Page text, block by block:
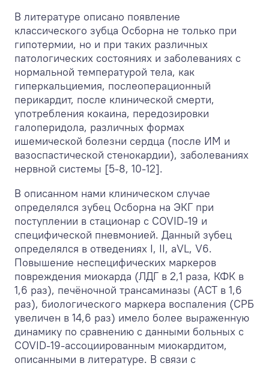
В литературе описано появление
классического зубца Осборна не только при
гипотермии, но и при таких различных
патологических состояниях и заболеваниях с
нормальной температурой тела, как
гиперкальциемия, послеоперационный
перикардит, после клинической смерти,
употребления кокаина, передозировки
галоперидола, различных формах
ишемической болезни сердца (после ИМ и
вазоспастической стенокардии), заболеваниях
нервной системы [5-8, 10-12].
В описанном нами клиническом случае
определялся зубец Осборна на ЭКГ при
поступлении в стационар с COVID-19 и
специфической пневмонией. Данный зубец
определялся в отведениях I, II, aVL, V6.
Повышение неспецифических маркеров
повреждения миокарда (ЛДГ в 2,1 раза, КФК в
1,6 раз), печёночной трансаминазы (АСТ в 1,6
раз), биологического маркера воспаления (СРБ
увеличен в 14,6 раз) имело более выраженную
динамику по сравнению с данными больных с
COVID-19-ассоциированным миокардитом,
описанными в литературе. В связи с